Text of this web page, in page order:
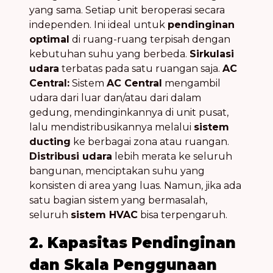
yang sama. Setiap unit beroperasi secara
independen. Ini ideal untuk pendinginan
optimal di ruang-ruang terpisah dengan
kebutuhan suhu yang berbeda. Sirkulasi
udara terbatas pada satu ruangan saja. AC
Central: Sistem AC Central mengambil
udara dari luar dan/atau dari dalam
gedung, mendinginkannya di unit pusat,
lalu mendistribusikannya melalui sistem
ducting ke berbagai zona atau ruangan.
Distribusi udara lebih merata ke seluruh
bangunan, menciptakan suhu yang
konsisten di area yang luas. Namun, jika ada
satu bagian sistem yang bermasalah,
seluruh sistem HVAC bisa terpengaruh.
2. Kapasitas Pendinginan
dan Skala Penggunaan